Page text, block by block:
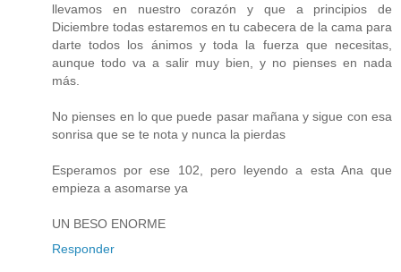
llevamos en nuestro corazón y que a principios de
Diciembre todas estaremos en tu cabecera de la cama para
darte todos los ánimos y toda la fuerza que necesitas,
aunque todo va a salir muy bien, y no pienses en nada
más.
No pienses en lo que puede pasar mañana y sigue con esa
sonrisa que se te nota y nunca la pierdas
Esperamos por ese 102, pero leyendo a esta Ana que
empieza a asomarse ya
UN BESO ENORME
Responder